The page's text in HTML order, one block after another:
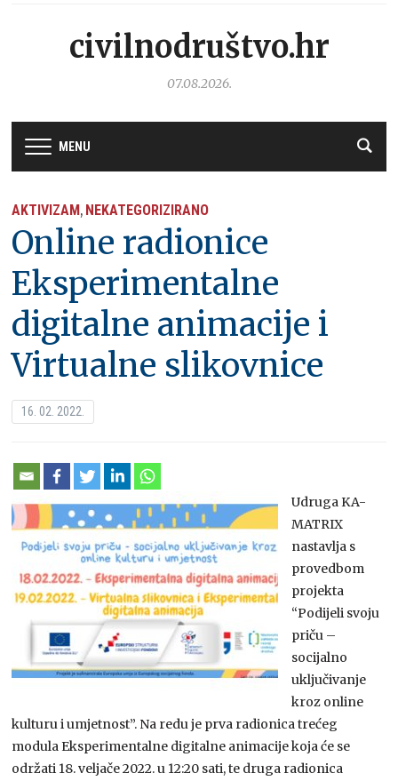
civilnodruštvo.hr
07.08.2026.
MENU
AKTIVIZAM, NEKATEGORIZIRANO
Online radionice
Eksperimentalne
digitalne animacije i
Virtualne slikovnice
16. 02. 2022.
Udruga KA-
MATRIX
nastavlja s
provedbom
projekta
“Podijeli svoju
priču –
socijalno
uključivanje
kroz online
kulturu i umjetnost”. Na redu je prva radionica trećeg
modula Eksperimentalne digitalne animacije koja će se
održati 18. veljače 2022. u 12:20 sati, te druga radionica